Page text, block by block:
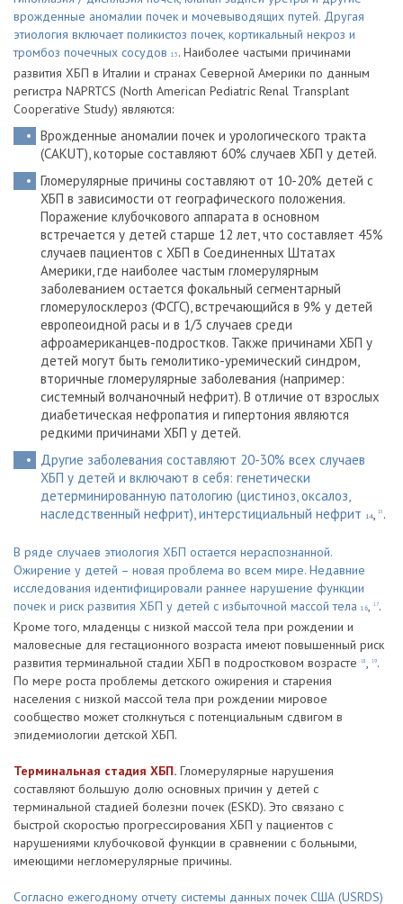
врожденные аномалии почек и мочевыводящих путей. Другая
этиология включает поликистоз почек, кортикальный некроз и
тромбоз почечных сосудов 13 . Наиболее частыми причинами
развития ХБП в Италии и странах Северной Америки по данным
регистра NAPRTCS (North American Pediatric Renal Transplant
Cooperative Study) являются:
Врожденные аномалии почек и урологического тракта
(CAKUT), которые составляют 60% случаев ХБП у детей.
Гломерулярные причины составляют от 10-20% детей с
ХБП в зависимости от географического положения.
Поражение клубочкового аппарата в основном
встречается у детей старше 12 лет, что составляет 45%
случаев пациентов с ХБП в Соединенных Штатах
Америки, где наиболее частым гломерулярным
заболеванием остается фокальный сегментарный
гломерулосклероз (ФСГС), встречающийся в 9% у детей
европеоидной расы и в 1/3 случаев среди
афроамериканцев-подростков. Также причинами ХБП у
детей могут быть гемолитико-уремический синдром,
вторичные гломерулярные заболевания (например:
системный волчаночный нефрит). В отличие от взрослых
диабетическая нефропатия и гипертония являются
редкими причинами ХБП у детей.
Другие заболевания составляют 20-30% всех случаев
ХБП у детей и включают в себя: генетически
детерминированную патологию (цистиноз, оксалоз,
наследственный нефрит), интерстициальный нефрит 14, 15 .
В ряде случаев этиология ХБП остается нераспознанной.
Ожирение у детей – новая проблема во всем мире. Недавние
исследования идентифицировали раннее нарушение функции
почек и риск развития ХБП у детей с избыточной массой тела 16, 17.
Кроме того, младенцы с низкой массой тела при рождении и
маловесные для гестационного возраста имеют повышенный риск
развития терминальной стадии ХБП в подростковом возрасте
18, 19.
По мере роста проблемы детского ожирения и старения
населения с низкой массой тела при рождении мировое
сообщество может столкнуться с потенциальным сдвигом в
эпидемиологии детской ХБП.
Терминальная стадия ХБП. Гломерулярные нарушения
составляют большую долю основных причин у детей с
терминальной стадией болезни почек (ESKD). Это связано с
быстрой скоростью прогрессирования ХБП у пациентов с
нарушениями клубочковой функции в сравнении с больными,
имеющими негломерулярные причины.
Согласно ежегодному отчету системы данных почек США (USRDS)